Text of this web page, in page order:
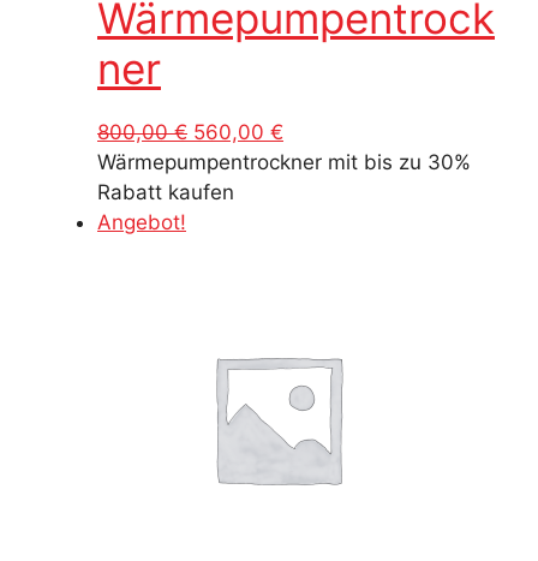
Wärmepumpentrock
ner
800,00€ Ursprünglicher
Preis
war:
560,00 €
Preis
Wärmepumpentrockner mit bis zu 30%
Rabatt kaufen
Angebot!